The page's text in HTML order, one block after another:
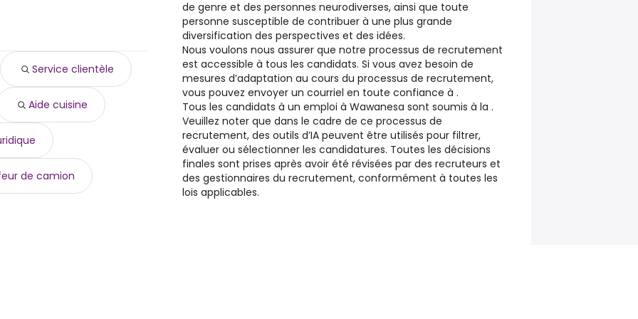
year
year)
$ year)
$ year)
$ year)
$ year
38,249 $ à 112,081 $ year
Service clientèle
Aide cuisine
de camion
de genre et des personnes neurodiverses, ainsi que toute
personne susceptible de contribuer à une plus grande
diversification des perspectives et des idées.
Nous voulons nous assurer que notre processus de recrutement
est accessible à tous les candidats. Si vous avez besoin de
mesures d’adaptation au cours du processus de recrutement,
vous pouvez envoyer un courriel en toute confiance à .
Tous les candidats à un emploi à Wawanesa sont soumis à la .
Veuillez noter que dans le cadre de ce processus de
recrutement, des outils d’IA peuvent être utilisés pour filtrer,
évaluer ou sélectionner les candidatures. Toutes les décisions
finales sont prises après avoir été révisées par des recruteurs et
des gestionnaires du recrutement, conformément à toutes les
lois applicables.